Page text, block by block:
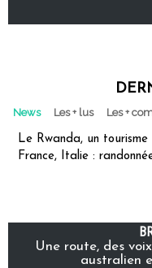
News Les + lus Les +
Le Rwanda, un
France, Italie :
Une route, des
australien